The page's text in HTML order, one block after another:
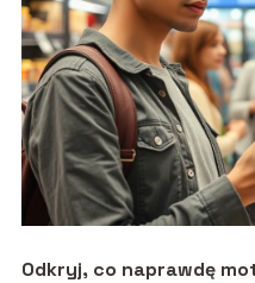
Odkryj, co naprawdę